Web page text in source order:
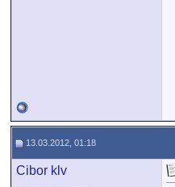
13.03.2012, 01:18
Cibor klv